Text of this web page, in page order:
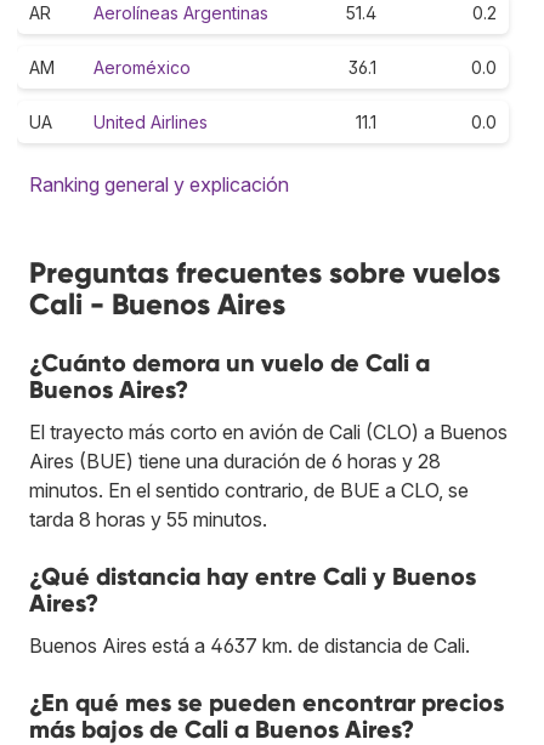
AR Aerolíneas Argentinas 51.4 0.2
AM Aeroméxico 36.1 0.0
UA United Airlines 11.1 0.0
Ranking general y explicación
Preguntas frecuentes sobre vuelos
Cali - Buenos Aires
¿Cuánto demora un vuelo de Cali a
Buenos Aires?
El trayecto más corto en avión de Cali (CLO) a Buenos
Aires (BUE) tiene una duración de 6 horas y 28
minutos. En el sentido contrario, de BUE a CLO, se
tarda 8 horas y 55 minutos.
¿Qué distancia hay entre Cali y Buenos
Aires?
Buenos Aires está a 4637 km. de distancia de Cali.
¿En qué mes se pueden encontrar precios
más bajos de Cali a Buenos Aires?